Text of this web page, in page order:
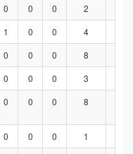
0 0 0 2
1 0 0 4
0 0 0 8
0 0 0 3
0 0 0 8
0 0 0 1